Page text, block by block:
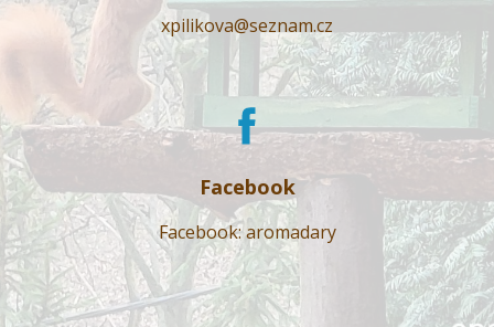
xpilikova@seznam.cz
Facebook
Facebook: aromadary